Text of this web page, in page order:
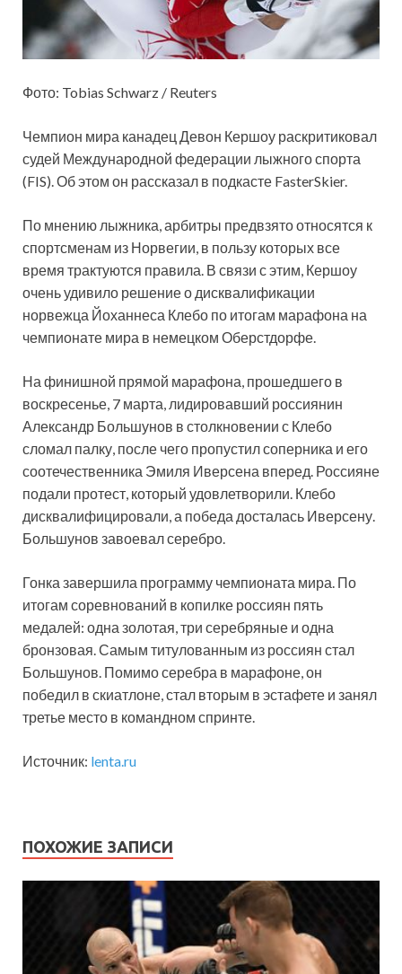
Фото: Tobias Schwarz / Reuters
Чемпион мира канадец Девон Кершоу раскритиковал
судей Международной федерации лыжного спорта
(FIS). Об этом он рассказал в подкасте FasterSkier.
По мнению лыжника, арбитры предвзято относятся к
спортсменам из Норвегии, в пользу которых все
время трактуются правила. В связи с этим, Кершоу
очень удивило решение о дисквалификации
норвежца Йоханнеса Клебо по итогам марафона на
чемпионате мира в немецком Оберстдорфе.
На финишной прямой марафона, прошедшего в
воскресенье, 7 марта, лидировавший россиянин
Александр Большунов в столкновении с Клебо
сломал палку, после чего пропустил соперника и его
соотечественника Эмиля Иверсена вперед. Россияне
подали протест, который удовлетворили. Клебо
дисквалифицировали, а победа досталась Иверсену.
Большунов завоевал серебро.
Гонка завершила программу чемпионата мира. По
итогам соревнований в копилке россиян пять
медалей: одна золотая, три серебряные и одна
бронзовая. Самым титулованным из россиян стал
Большунов. Помимо серебра в марафоне, он
победил в скиатлоне, стал вторым в эстафете и занял
третье место в командном спринте.
Источник: lenta.ru
ПОХОЖИЕ ЗАПИСИ